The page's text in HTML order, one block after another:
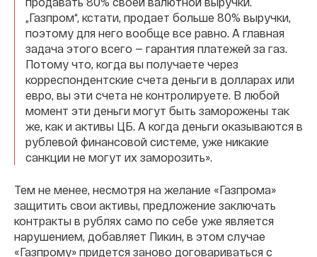
„Газпром“, кстати, продает больше 80% выручки,
поэтому для него вообще все равно. А главная
задача этого всего — гарантия платежей за газ.
Потому что, когда вы получаете через
корреспондентские счета деньги в долларах или
евро, вы эти счета не контролируете. В любой
момент эти деньги могут быть заморожены так
же, как и активы ЦБ. А когда деньги оказываются в
рублевой финансовой системе, уже никакие
санкции не могут их заморозить».
Тем не менее, несмотря на желание «Газпрома»
защитить свои активы, предложение заключать
контракты в рублях само по себе уже является
нарушением, добавляет Пикин, в этом случае
«Газпрому» придется заново договариваться с